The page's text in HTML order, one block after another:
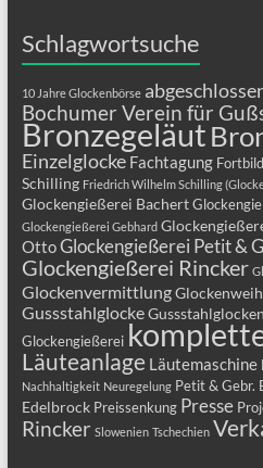
Schlagwortsuche
10 Jahre Glockenbörse
Bochumer Verein für
Bronzegeläut
Einzelglocke Fachtagung
Schilling Friedrich Wilhelm Schilling
Glockengießerei Bachert
Glockengießerei Gebhard
OttoGlockengießerei Petit &
Glockengießerei Rincker
Glockenvermittlung
GussstahlglockeGussstahlglocken
Glockengießerei
Läuteanlage Läutemaschine
Nachhaltigkeit Neuregelung Petit & Gebr.
Edelbrock Preissenkung Presse
Rincker Slowenien Tschechien